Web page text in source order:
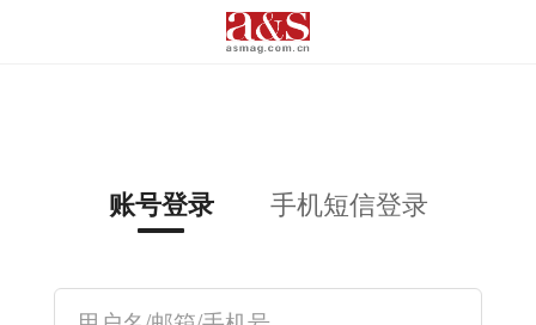
账号登录 手机短信登录